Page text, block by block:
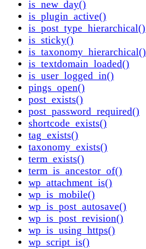
is_new_day()
is_plugin_active()
is_post_type_hierarchical()
is_sticky()
is_taxonomy_hierarchical()
is_textdomain_loaded()
is_user_logged_in()
pings_open()
post_exists()
post_password_required()
shortcode_exists()
tag_exists()
taxonomy_exists()
term_exists()
term_is_ancestor_of()
wp_attachment_is()
wp_is_mobile()
wp_is_post_autosave()
wp_is_post_revision()
wp_is_using_https()
wp_script_is()